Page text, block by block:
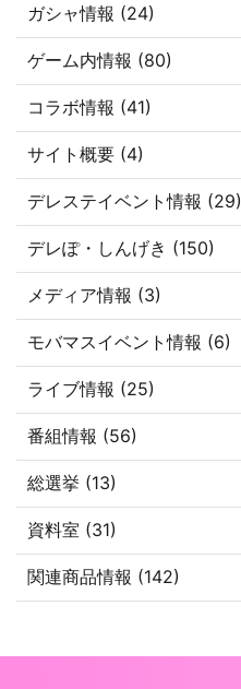
ガシャ情報 (24)
ゲーム内情報 (80)
コラボ情報 (41)
サイト概要 (4)
デレステイベント情報 (29)
デレぽ・しんげき (150)
メディア情報 (3)
モバマスイベント情報 (6)
ライブ情報 (25)
番組情報 (56)
総選挙 (13)
資料室 (31)
関連商品情報 (142)